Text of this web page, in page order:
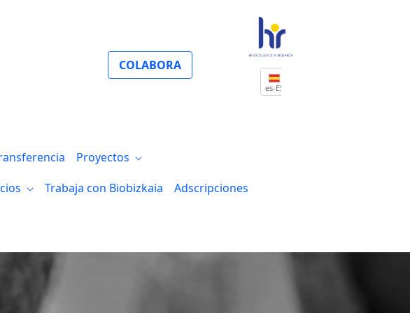
COLABORA
es-ES
Proyectos
Trabaja con Biobizkaia
Adscripciones